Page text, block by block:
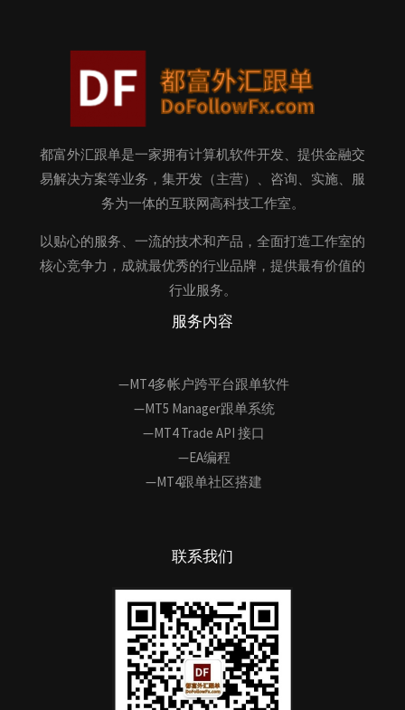
都富外汇跟单是一家拥有计算机软件开发、提供金融交
易解决方案等业务，集开发（主营）、咨询、实施、服
务为一体的互联网高科技工作室。
以贴心的服务、一流的技术和产品，全面打造工作室的
核心竞争力，成就最优秀的行业品牌，提供最有价值的
行业服务。
服务内容
—MT4多帐户跨平台跟单软件
—MT5 Manager跟单系统
—MT4 Trade API 接口
—EA编程
—MT4跟单社区搭建
联系我们